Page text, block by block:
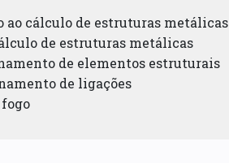
ao cálculo de estruturas metálicas
de estruturas metálicas
de elementos estruturais
de ligações
fogo